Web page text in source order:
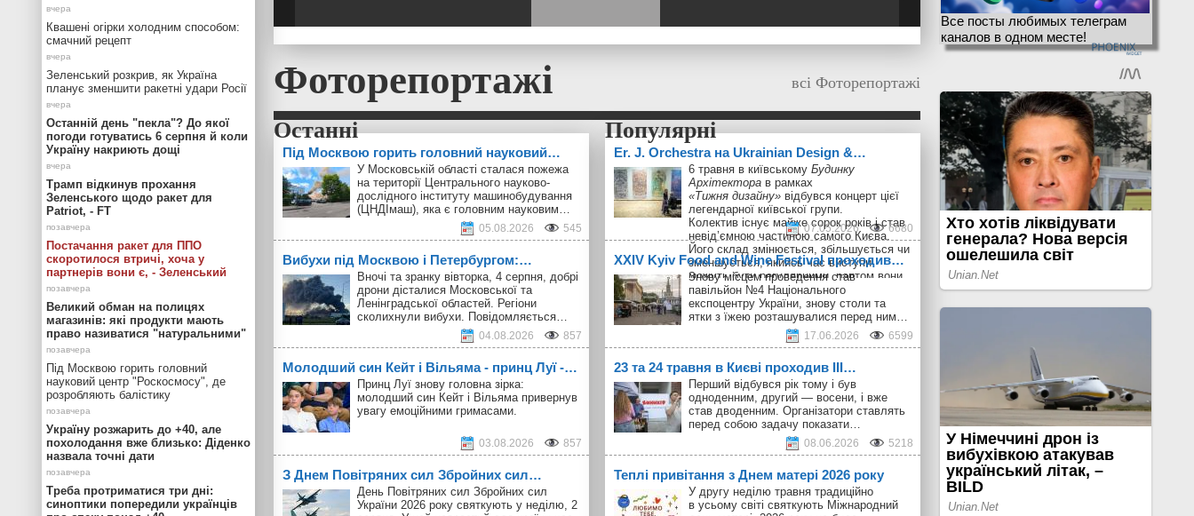
Фоторепортажі всі Фоторепортажі
Під Москвою горить головний науковий…
У Московській області сталася пожежа
на території Центрального науково-
дослідного інституту машинобудування
(ЦНДІмаш), яка є головним науковим…
05.08.2026 545
Вибухи під Москвою і Петербургом:…
Вночі та зранку вівторка, 4 серпня, добрі
дрони дісталися Московської та
Ленінградської областей. Регіони
сколихнули вибухи. Повідомляється…
04.08.2026 857
Молодший син Кейт і Вільяма - принц Луї -…
Принц Луї знову головна зірка:
молодший син Кейт і Вільяма привернув
увагу емоційними гримасами.
03.08.2026 857
З Днем Повітряних сил Збройних сил…
День Повітряних сил Збройних сил
України 2026 року святкують у неділю, 2
Er. J. Orchestra на Ukrainian Design &…
6 травня в київському Будинку
Архітектора в рамках
«Тижня дизайну» відбувся концерт цієї
легендарної київської групи.
Колектив існує майже сорок років і став
невід’ємною частиною самого Києва.
Його склад змінюється, збільшується чи
зменшується, якийсь час виступи
можуть бути регулярними, раптом вони
майже припиняються і пізніше виникають
на новому місці. Концерти великим
складом нечасті і збирають своєрідний
клуб шанувальників, в якому майже всі
знайомі. Участь вUkrainian Design &
що від перших днів колектив активно
співпрацює з художниками: колись це
виставки, що поєднані з концертами,
колись — художньо-музичні
перформенси.
07.05.2026 6680
ХXІV Kyiv Food and Wine Festival проходив…
Знову місцем проведення став
павільйон №4 Національного
експоцентру України, знову столи та
ятки з їжею розташувалися перед ним…
17.06.2026 6599
23 та 24 травня в Києві проходив III…
Перший відбувся рік тому і був
одноденним, другий — восени, і вже
став дводенним. Організатори ставлять
перед собою задачу показати…
08.06.2026 5218
Теплі привітання з Днем матері 2026 року
У другу неділю травня традиційно
в усьому світі святкують Міжнародний
Квашені огірки холодним способом:
смачний рецепт
Зеленський розкрив, як Україна
планує зменшити ракетні удари Росії
Останній день "пекла"? До якої
погоди готуватись 6 серпня й коли
Україну накриють дощі
Трамп відкинув прохання
Зеленського щодо ракет для
Patriot, - FT
Постачання ракет для ППО
скоротилося втричі, хоча у
партнерів вони є, - Зеленський
Великий обман на полицях
магазинів: які продукти мають
право називатися "натуральними"
Під Москвою горить головний
науковий центр "Роскосмосу", де
розробляють балістику
Україну розжарить до +40, але
похолодання вже близько: Діденко
назвала точні дати
Треба протриматися три дні:
синоптики попередили українців
Все посты любимых телеграм
каналов в одном месте!